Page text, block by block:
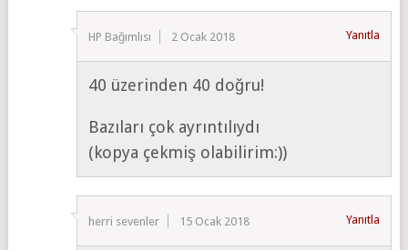
HP Bağımlısı 2 Ocak 2018 Yanıtla
40 üzerinden 40 doğru!
Bazıları çok ayrıntılıydı
(kopya çekmiş olabilirim:))
herri sevenler 15 Ocak 2018 Yanıtla